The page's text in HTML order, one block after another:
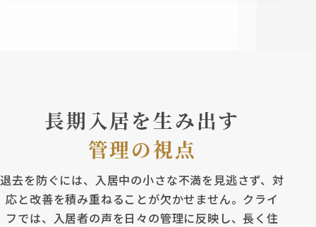
長期入居を生み出す
管理の視点
退去を防ぐには、入居中の小さな不満を見逃さず、対
応と改善を積み重ねることが欠かせません。 クライ
フでは、入居者の声を日々の管理に反映し、長く住